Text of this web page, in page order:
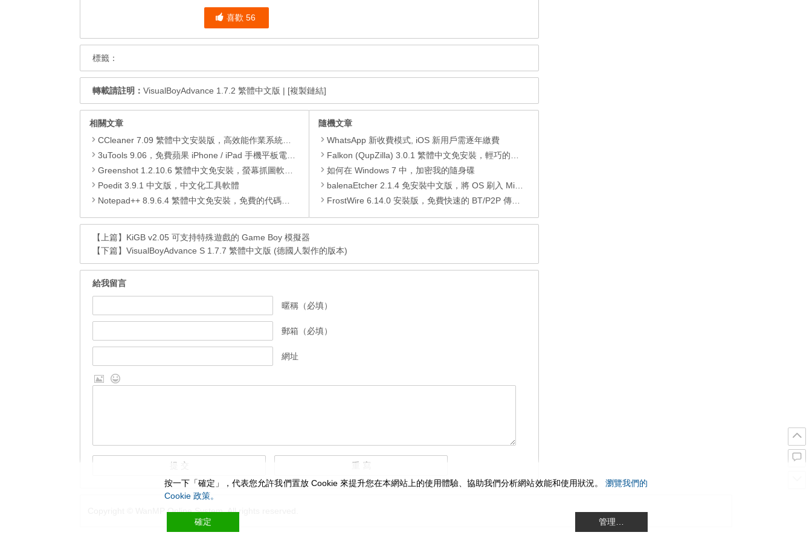
喜歡 56
標籤：
轉載請註明： VisualBoyAdvance 1.7.2 繁體中文版 | [複製鏈結]
相關文章
CCleaner 7.09 繁體中文安裝版，高效能作業系統清理軟體
3uTools 9.06，免費蘋果 iPhone / iPad 手機平板電腦管理備份還原軟體
Greenshot 1.2.10.6 繁體中文免安裝，螢幕抓圖軟體，1.3.315 安裝版
Poedit 3.9.1 中文版，中文化工具軟體
Notepad++ 8.9.6.4 繁體中文免安裝，免費的代碼編輯器
隨機文章
WhatsApp 新收費模式, iOS 新用戶需逐年繳費
Falkon (QupZilla) 3.0.1 繁體中文免安裝，輕巧的瀏覽器
如何在 Windows 7 中，加密我的隨身碟
balenaEtcher 2.1.4 免安裝中文版，將 OS 刷入 MicroSD 或 USB開機碟製作工具
FrostWire 6.14.0 安裝版，免費快速的 BT/P2P 傳輸軟體
【上篇】 KiGB v2.05 可支持特殊遊戲的 Game Boy 模擬器
【下篇】 VisualBoyAdvance S 1.7.7 繁體中文版 (德國人製作的版本)
給我留言
暱稱（必填）
郵箱（必填）
網址
Copyright © WanMP Online System. All rights reserved.
按一下「確定」，代表您允許我們置放 Cookie 來提升您在本網站上的使用體驗、協助我們分析網站效能和使用狀況。 瀏覽我們的
Cookie 政策。
確定 管理…